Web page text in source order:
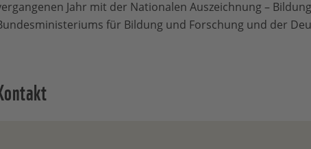
Jahr mit der Nationalen Auszeichnung –
für Bildung und Forschung und der